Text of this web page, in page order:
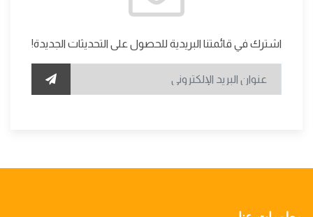
اشترك في قائمتنا البريدية للحصول على التحديثات الجديدة!